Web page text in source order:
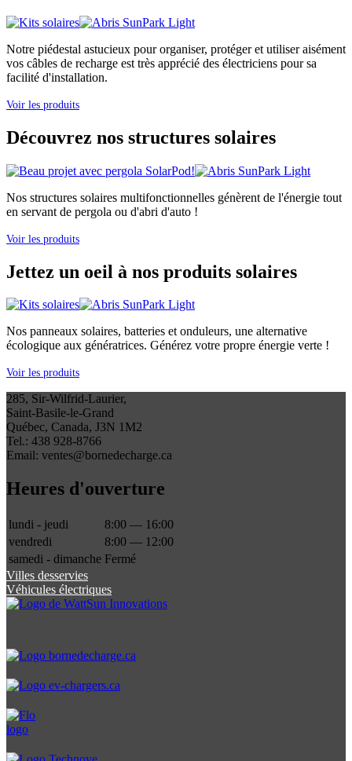
Notre piédestal astucieux pour organiser, protéger et utiliser aisément
vos câbles de recharge est très apprécié des électriciens pour sa
facilité d'installation.
Voir les produits
Découvrez nos structures solaires
Nos structures solaires multifonctionnelles génèrent de l'énergie tout
en servant de pergola ou d'abri d'auto !
Voir les produits
Jettez un oeil à nos produits solaires
Nos panneaux solaires, batteries et onduleurs, une alternative
écologique aux génératrices. Générez votre propre énergie verte !
Voir les produits
285, Sir-Wilfrid-Laurier,
Saint-Basile-le-Grand
Québec, Canada, J3N 1M2
Tel.: 438 928-8766
Email: ventes@bornedecharge.ca
Heures d'ouverture
lundi - jeudi
8:00 — 16:00
vendredi
8:00 — 12:00
samedi - dimanche Fermé
Villes desservies
Véhicules électriques